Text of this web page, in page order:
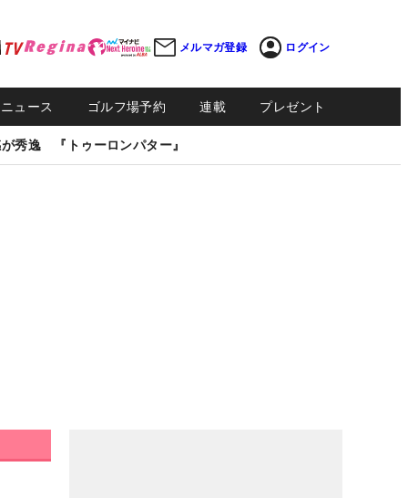
メルマガ登録 ログイン
ュース ゴルフ場予約 連載 プレゼント
秀逸 『トゥーロンパター』